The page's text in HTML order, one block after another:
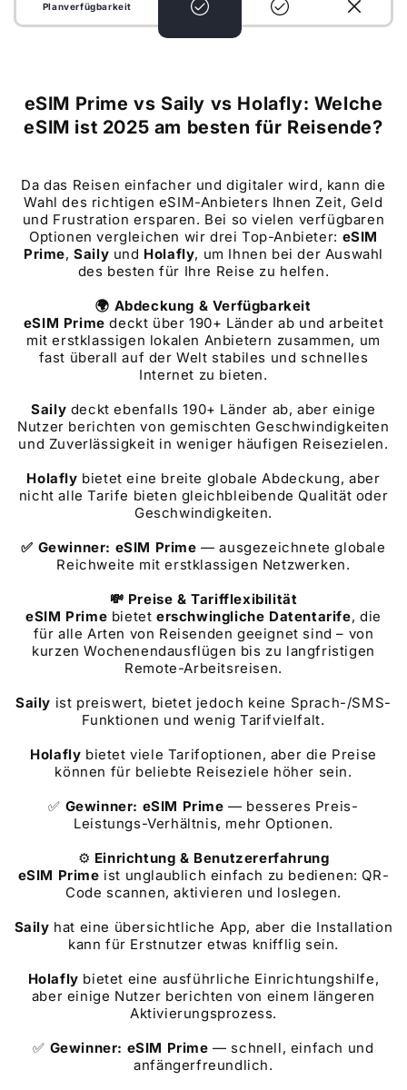
Planverfügbarkeit
eSIM Prime vs Saily vs Holafly: Welche
eSIM ist 2025 am besten für Reisende?
Da das Reisen einfacher und digitaler wird, kann die
Wahl des richtigen eSIM-Anbieters Ihnen Zeit, Geld
und Frustration ersparen. Bei so vielen verfügbaren
Optionen vergleichen wir drei Top-Anbieter: eSIM
Prime,Saily und Holafly, um Ihnen bei der Auswahl
des besten für Ihre Reise zu helfen.
🌍 Abdeckung & Verfügbarkeit
eSIM Primedeckt über 190+ Länder ab und arbeitet
mit erstklassigen lokalen Anbietern zusammen, um
fast überall auf der Welt stabiles und schnelles
Internet zu bieten.
Saily deckt ebenfalls 190+ Länder ab, aber einige
Nutzer berichten von gemischten Geschwindigkeiten
und Zuverlässigkeit in weniger häufigen Reisezielen.
Holafly bietet eine breite globale Abdeckung, aber
nicht alle Tarife bieten gleichbleibende Qualität oder
Geschwindigkeiten.
✅ Gewinner: eSIM Prime— ausgezeichnete globale
Reichweite mit erstklassigen Netzwerken.
💸 Preise & Tarifflexibilität
eSIM Prime bieteterschwingliche Datentarife, die
für alle Arten von Reisenden geeignet sind – von
kurzen Wochenendausflügen bis zu langfristigen
Remote-Arbeitsreisen.
Saily ist preiswert, bietet jedoch keine Sprach-/SMS-
Funktionen und wenig Tarifvielfalt.
Holafly bietet viele Tarifoptionen, aber die Preise
können für beliebte Reiseziele höher sein.
✅ Gewinner: eSIM Prime — besseres Preis-
Leistungs-Verhältnis, mehr Optionen.
⚙️ Einrichtung & Benutzererfahrung
eSIM Prime ist unglaublich einfach zu bedienen: QR-
Code scannen, aktivieren und loslegen.
Saily hat eine übersichtliche App, aber die Installation
kann für Erstnutzer etwas knifflig sein.
Holafly bietet eine ausführliche Einrichtungshilfe,
aber einige Nutzer berichten von einem längeren
Aktivierungsprozess.
✅ Gewinner: eSIM Prime— schnell, einfach und
anfängerfreundlich.